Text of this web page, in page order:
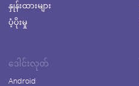
နှုန်းထားများ
ပံ့ပိုးမှု
ဒေါင်းလုတ်
Android